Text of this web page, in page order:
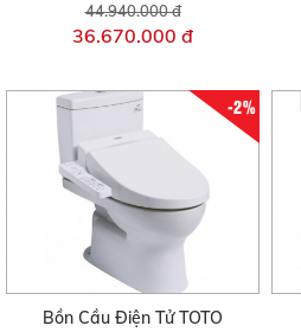
44.940.000 đ
36.670.000 đ
-2%
Bồn Cầu Điện Tử TOTO